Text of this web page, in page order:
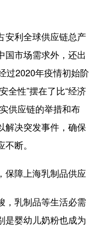
安利全球供应链总产
国市场需求外，还出
过2020年疫情初始阶
全性”摆在了比“经济
供应链的举措和布
解决突发事件，确保
断。
保障上海乳制品供应
，乳制品等生活必需
是婴幼儿奶粉也成为